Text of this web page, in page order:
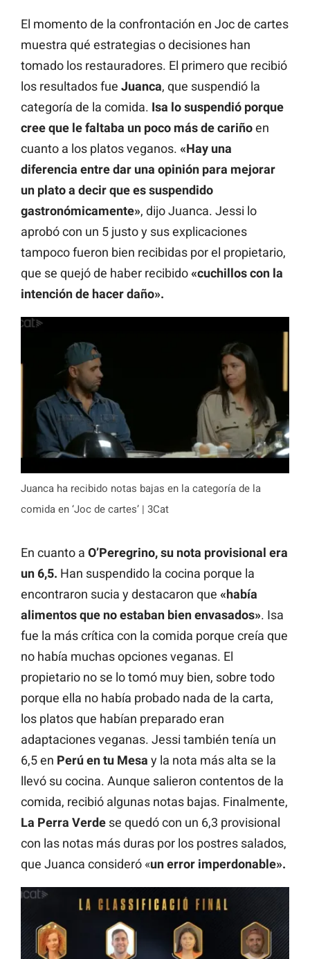
El momento de la confrontación en Joc de cartes
muestra qué estrategias o decisiones han
tomado los restauradores. El primero que recibió
los resultados fue Juanca, que suspendió la
categoría de la comida. Isa lo suspendió porque
cree que le faltaba un poco más de cariñoen
cuanto a los platos veganos. «Hay una
diferencia entre dar una opinión para mejorar
un plato a decir que es suspendido
gastronómicamente», dijo Juanca. Jessi lo
aprobó con un 5 justo y sus explicaciones
tampoco fueron bien recibidas por el propietario,
que se quejó de haber recibido«cuchillos con la
intención de hacer daño».
Juanca ha recibido notas bajas en la categoría de la
comida en ‘Joc de cartes’ | 3Cat
En cuanto a O’Peregrino, su nota provisional era
un 6,5. Han suspendido la cocina porque la
encontraron sucia y destacaron que «había
alimentos que no estaban bien envasados». Isa
fue la más crítica con la comida porque creía que
no había muchas opciones veganas. El
propietario no se lo tomó muy bien, sobre todo
porque ella no había probado nada de la carta,
los platos que habían preparado eran
adaptaciones veganas. Jessi también tenía un
6,5 en Perú en tu Mesa y la nota más alta se la
llevó su cocina. Aunque salieron contentos de la
comida, recibió algunas notas bajas. Finalmente,
La Perra Verde se quedó con un 6,3 provisional
con las notas más duras por los postres salados,
que Juanca consideró «un error imperdonable».